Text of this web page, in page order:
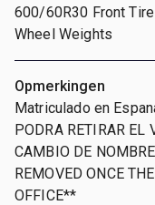
600/60R30 Front
Wheel Weights
Opmerkingen
Matriculado en
PODRA RETIRAR EL
CAMBIO DE
REMOVED ONCE
OFFICE**